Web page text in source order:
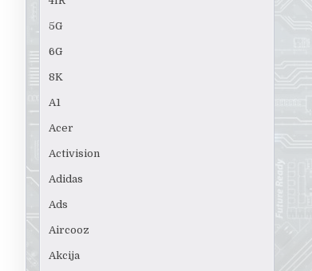
5G
6G
8K
A1
Acer
Activision
Adidas
Ads
Aircooz
Akcija